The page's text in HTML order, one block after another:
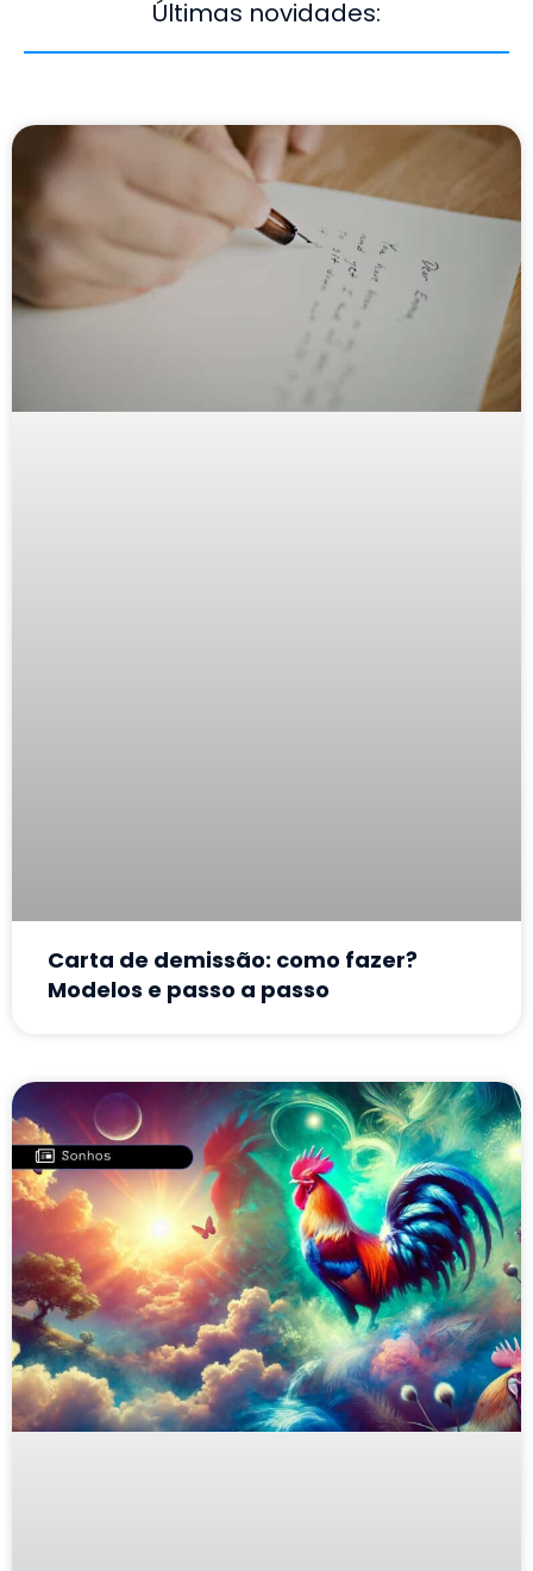
Últimas novidades:
Carta de demissão: como fazer?
Modelos e passo a passo